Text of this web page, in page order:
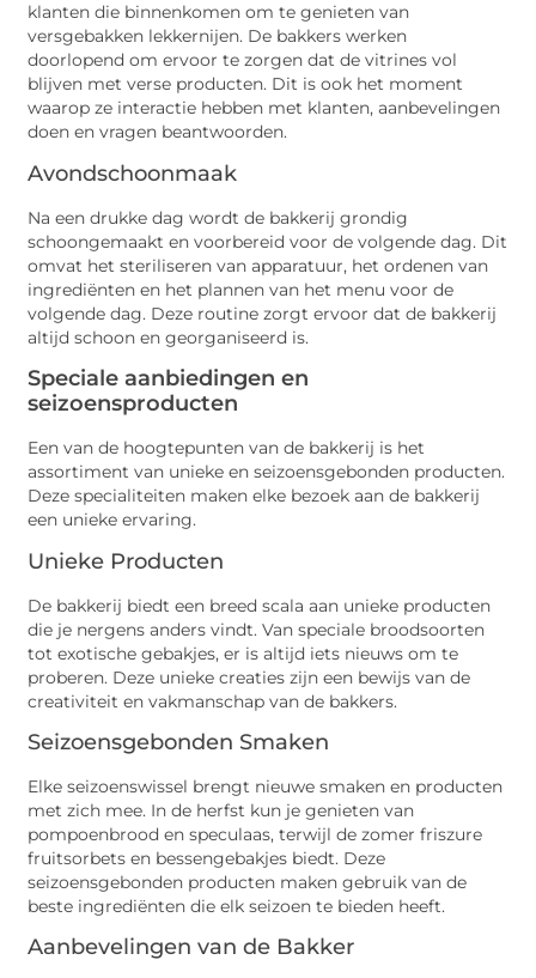
klanten die binnenkomen om te genieten van
versgebakken lekkernijen. De bakkers werken
doorlopend om ervoor te zorgen dat de vitrines vol
blijven met verse producten. Dit is ook het moment
waarop ze interactie hebben met klanten, aanbevelingen
doen en vragen beantwoorden.
Avondschoonmaak
Na een drukke dag wordt de bakkerij grondig
schoongemaakt en voorbereid voor de volgende dag. Dit
omvat het steriliseren van apparatuur, het ordenen van
ingrediënten en het plannen van het menu voor de
volgende dag. Deze routine zorgt ervoor dat de bakkerij
altijd schoon en georganiseerd is.
Speciale aanbiedingen en
seizoensproducten
Een van de hoogtepunten van de bakkerij is het
assortiment van unieke en seizoensgebonden producten.
Deze specialiteiten maken elke bezoek aan de bakkerij
een unieke ervaring.
Unieke Producten
De bakkerij biedt een breed scala aan unieke producten
die je nergens anders vindt. Van speciale broodsoorten
tot exotische gebakjes, er is altijd iets nieuws om te
proberen. Deze unieke creaties zijn een bewijs van de
creativiteit en vakmanschap van de bakkers.
Seizoensgebonden Smaken
Elke seizoenswissel brengt nieuwe smaken en producten
met zich mee. In de herfst kun je genieten van
pompoenbrood en speculaas, terwijl de zomer friszure
fruitsorbets en bessengebakjes biedt. Deze
seizoensgebonden producten maken gebruik van de
beste ingrediënten die elk seizoen te bieden heeft.
Aanbevelingen van de Bakker